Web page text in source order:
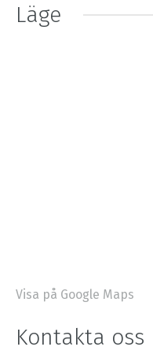
Läge
+
−
©OpenStreetMap
Visa på Google Maps
Kontakta oss